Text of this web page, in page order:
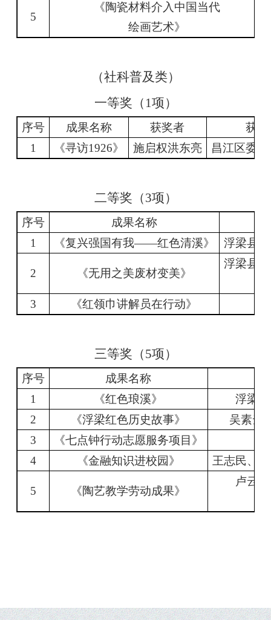
5
《陶瓷材料介入中国当代
绘画艺术》
（社科普及类）
一等奖（ 1项）
序号 成果名称 获奖者
获
1
《寻访1926》 施启权洪东亮 昌江区委
二等奖（3项）
序号 成果名称
1
《复兴强国有我——红色清溪》 浮梁县
2 《无用之美废材变美》
浮梁县
3
《红领巾讲解员在行动》
三等奖（5项）
序号
成果名称
1
《红色琅溪》
浮梁
2
《浮梁红色历史故事》
吴素云
3
《七点钟行动志愿服务项目》
4
《金融知识进校园》 王志民、荣
5 《陶艺教学劳动成果》
卢云